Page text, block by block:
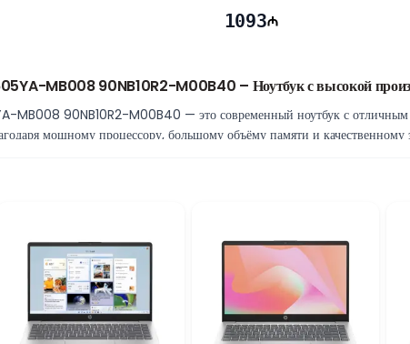
1093
MB008 90NB10R2-M00B40 – Ноутбук с высокой
MB008 90NB10R2-M00B40 — это современный ноутбук с отличным
мощному процессору, большому объёму памяти и качественному
AMD Ryzen 5, который обеспечивает стабильную работу
накопитель
16 ГБ позволяет работать сразу с несколькими программами без
открытие файлов и удобное хранение данных.
дюймов
WUXGA создаёт широкое рабочее пространство и качественное